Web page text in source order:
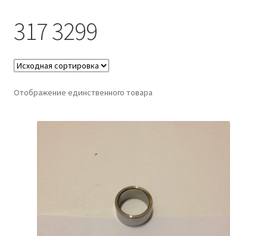
317 3299
Отображение единственного товара